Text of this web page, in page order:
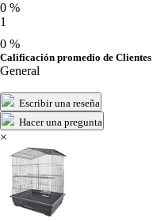
0 %
1
0 %
Calificación promedio de Clientes
General
Escribir una reseña
Hacer una pregunta
×